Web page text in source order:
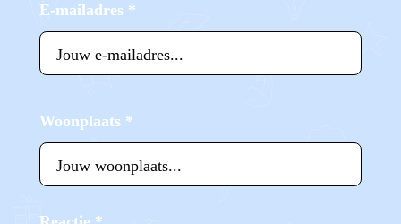
E-mailadres *
Woonplaats *